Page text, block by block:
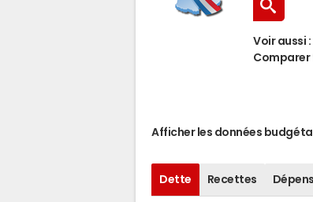
Voir aussi :
Comparer
Afficher les données
Dette Recettes